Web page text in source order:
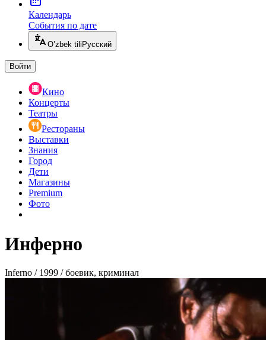
Календарь
События по дате
O’zbek tili Русский
Войти
Кино
Концерты
Театры
Рестораны
Выставки
Знания
Город
Дети
Магазины
Premium
Фото
Инферно
Inferno / 1999 / боевик, криминал